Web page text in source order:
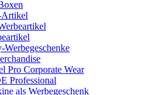
Artikel
Werbegeschenke
Pro Corporate Wear
Professional
als Werbegeschenk